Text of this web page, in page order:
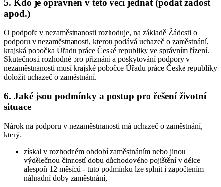
5. Kdo je oprávněn v této věci jednat (podat žádost
apod.)
O podpoře v nezaměstnanosti rozhoduje, na základě Žádosti o
podporu v nezaměstnanosti, kterou podává uchazeč o zaměstnání,
krajská pobočka Úřadu práce České republiky ve správním řízení.
Skutečnosti rozhodné pro přiznání a poskytování podpory v
nezaměstnanosti musí krajské pobočce Úřadu práce České republiky
doložit uchazeč o zaměstnání.
6. Jaké jsou podmínky a postup pro řešení životní
situace
Nárok na podporu v nezaměstnanosti má uchazeč o zaměstnání,
který:
získal v rozhodném období zaměstnáním nebo jinou
výdělečnou činností dobu důchodového pojištění v délce
alespoň 12 měsíců - tuto podmínku lze splnit i započtením
náhradní doby zaměstnání,